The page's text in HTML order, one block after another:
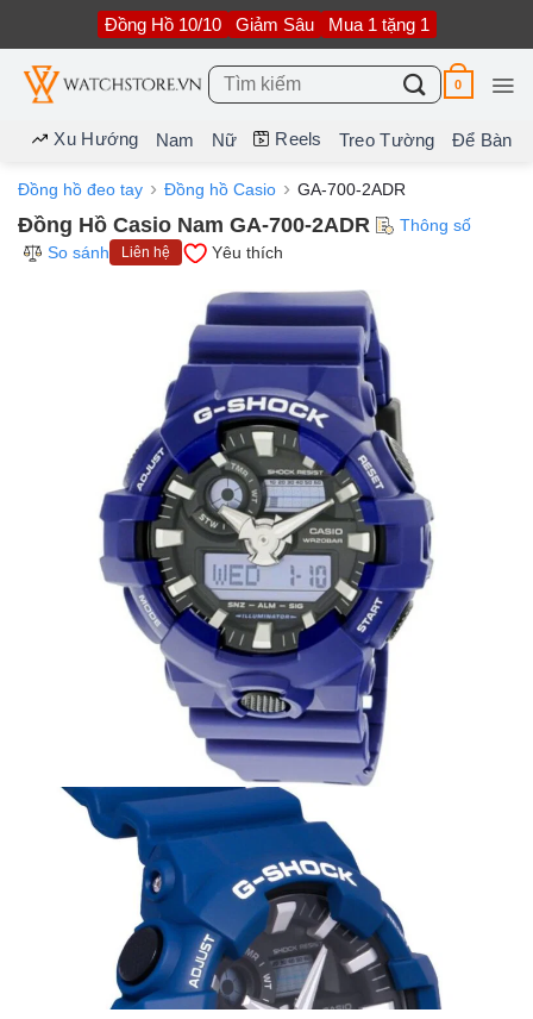
nội
dung
Đồng Hồ 10/10 Giảm Sâu Mua 1 tặng 1
Tìm
kiếm:
0
Xu Hướng Nam Nữ Reels Treo Tường Để Bàn
Đồng hồ đeo tay Đồng hồ Casio GA-700-2ADR
Đồng Hồ Casio Nam GA-700-2ADR
Thông số
So sánh
Liên hệ Yêu thích